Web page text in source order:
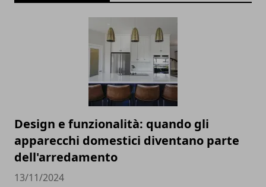
Design e funzionalità: quando gli
apparecchi domestici diventano parte
dell'arredamento
13/11/2024